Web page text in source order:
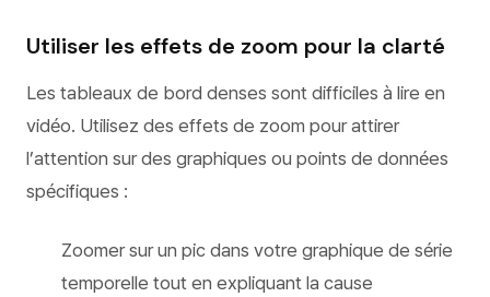
Utiliser les effets de zoom pour la clarté
Les tableaux de bord denses sont difficiles à lire en
vidéo. Utilisez des effets de zoom pour attirer
l’attention sur des graphiques ou points de données
spécifiques :
Zoomer sur un pic dans votre graphique de série
temporelle tout en expliquant la cause